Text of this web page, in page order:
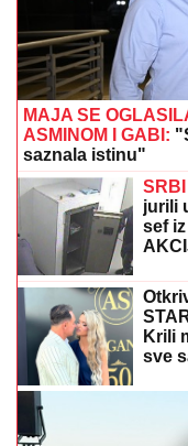
MAJA SE
ASMINOM I GABI:
saznala istinu"
jurili
sef
Krili
sve